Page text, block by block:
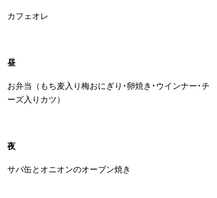
カフェオレ
昼
お弁当（もち麦入り梅おにぎり･卵焼き･ウインナー･チ
ーズ入りカツ）
夜
サバ缶とオニオンのオーブン焼き